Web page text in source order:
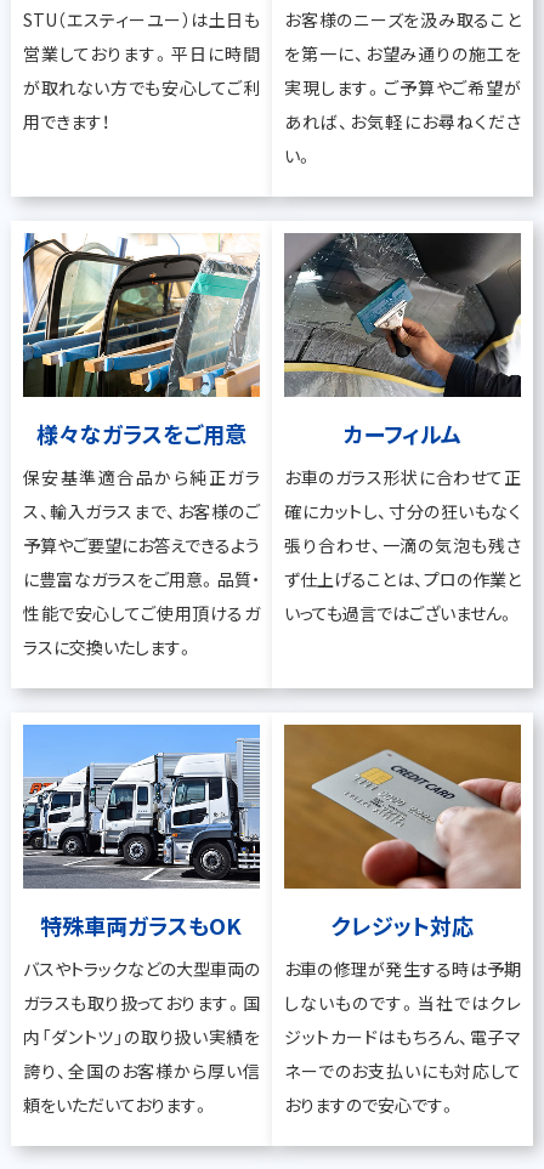
STU（エスティーユー）は土日も
営業しております。平日に時間
が取れない方でも安心してご利
用できます！
お客様のニーズを汲み取ること
を第一に、お望み通りの施工を
実現します。ご予算やご希望が
あれば、お気軽にお尋ねくださ
い。
様々なガラスをご用意
保安基準適合品から純正ガラ
ス、輸入ガラスまで、お客様のご
予算やご要望にお答えできるよう
に豊富なガラスをご用意。品質・
性能で安心してご使用頂けるガ
ラスに交換いたします。
カーフィルム
お車のガラス形状に合わせて正
確にカットし、寸分の狂いもなく
張り合わせ、一滴の気泡も残さ
ず仕上げることは、プロの作業と
いっても過言ではございません。
特殊車両ガラスもOK
バスやトラックなどの大型車両の
ガラスも取り扱っております。国
内「ダントツ」の取り扱い実績を
誇り、全国のお客様から厚い信
頼をいただいております。
クレジット対応
お車の修理が発生する時は予期
しないものです。当社ではクレ
ジットカードはもちろん、電子マ
ネーでのお支払いにも対応して
おりますので安心です。